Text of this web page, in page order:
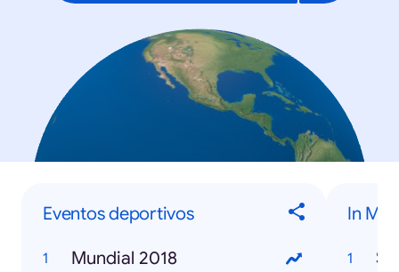
Eventos deportivos
Mundial 2018
In